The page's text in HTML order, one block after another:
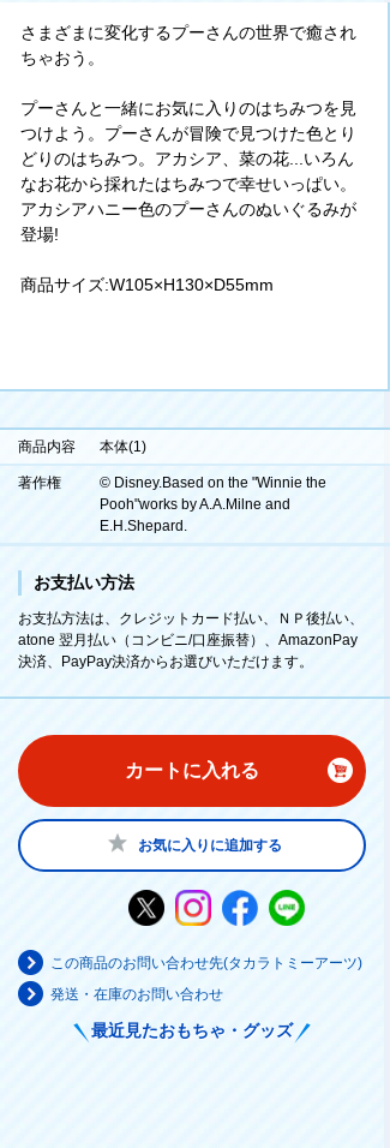
さまざまに変化するプーさんの世界で癒され
ちゃおう。
プーさんと一緒にお気に入りのはちみつを見
つけよう。プーさんが冒険で見つけた色とり
どりのはちみつ。アカシア、菜の花...いろん
なお花から採れたはちみつで幸せいっぱい。
アカシアハニー色のプーさんのぬいぐるみが
登場!
商品サイズ:W105×H130×D55mm
商品内容 本体(1)
著作権
© Disney.Based on the "Winnie the
Pooh"works by A.A.Milne and
E.H.Shepard.
お支払い方法
お支払方法は、クレジットカード払い、ＮＰ後払い、
atone 翌月払い（コンビニ/口座振替）、AmazonPay
決済、PayPay決済からお選びいただけます。
カートに入れる
お気に入りに追加する
この商品のお問い合わせ先(タカラトミーアーツ)
発送・在庫のお問い合わせ
最近見たおもちゃ・グッズ